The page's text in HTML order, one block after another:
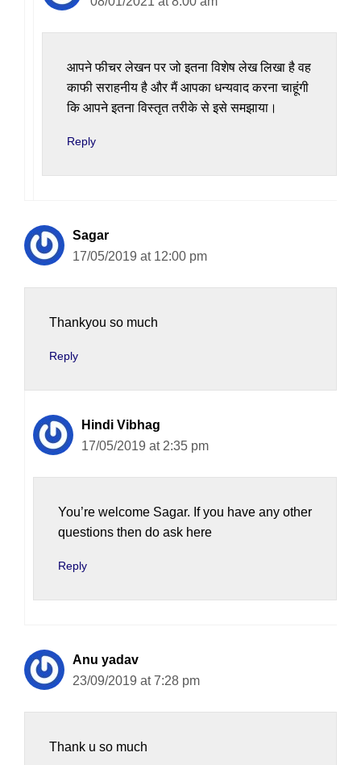
आपने फीचर लेखन पर जो इतना विशेष लेख लिखा है वह
काफी सराहनीय है और मैं आपका धन्यवाद करना चाहूंगी
कि आपने इतना विस्तृत तरीके से इसे समझाया।
Reply
Sagar
17/05/2019 at 12:00 pm
Thankyou so much
Reply
Hindi Vibhag
17/05/2019 at 2:35 pm
You’re welcome Sagar. If you have any other
questions then do ask here
Reply
Anu yadav
23/09/2019 at 7:28 pm
Thank u so much